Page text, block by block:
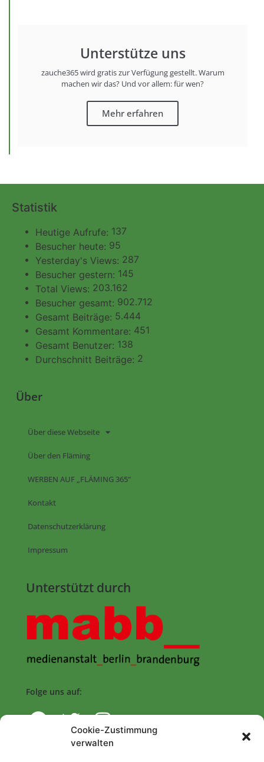
Cookie-Zustimmung
verwalten
Unterstütze uns
zauche365 wird gratis zur Verfügung gestellt. Warum
machen wir das? Und vor allem: für wen?
Mehr erfahren
Statistik
Heutige Aufrufe: 137
Besucher heute: 95
Yesterday's Views: 287
Besucher gestern: 145
Total Views: 203.162
Besucher gesamt: 902.712
Gesamt Beiträge: 5.444
Gesamt Kommentare: 451
Gesamt Benutzer: 138
Durchschnitt Beiträge: 2
Über
Über diese Webseite
Über den Fläming
WERBEN AUF „FLÄMING 365“
Kontakt
Datenschutzerklärung
Impressum
Unterstützt durch
Folge uns auf: